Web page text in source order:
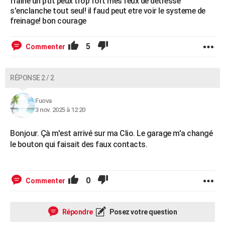
s'enclanche tout seul! il faud peut etre voir le systeme de
freinage! bon courage
Commenter 5
RÉPONSE 2 / 2
Fuova
3 nov. 2025 à 12:20
Bonjour. Çà m'est arrivé sur ma Clio. Le garage m'a changé
le bouton qui faisait des faux contacts.
Commenter 0
Répondre Posez votre question